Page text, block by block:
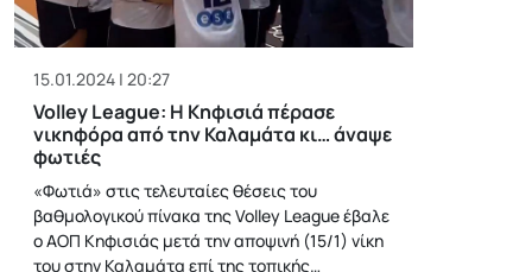
15.01.2024 | 20:27
Volley League: Η Κηφισιά πέρασε
νικηφόρα από την Καλαμάτα κι… άναψε
φωτιές
«Φωτιά» στις τελευταίες θέσεις του
βαθμολογικού πίνακα της Volley League έβαλε
ο ΑΟΠ Κηφισιάς μετά την αποψινή (15/1) νίκη
του στην Καλαμάτα επί της τοπικής…